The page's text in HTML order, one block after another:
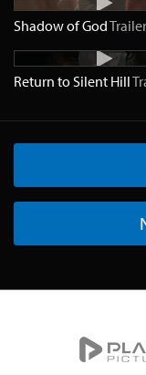
Shadow of GodTrailer
Return to Silent Hill